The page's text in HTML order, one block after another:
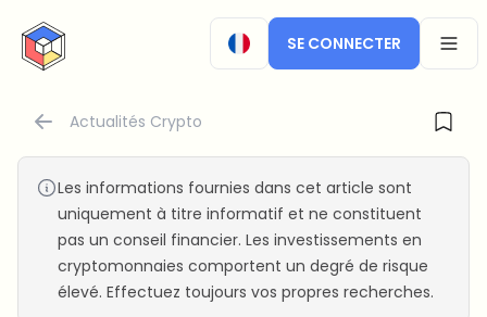
CryptoTicker
SE CONNECTER
Actualités Crypto
Les informations fournies dans cet article sont
uniquement à titre informatif et ne constituent
pas un conseil financier. Les investissements en
cryptomonnaies comportent un degré de risque
élevé. Effectuez toujours vos propres recherches.